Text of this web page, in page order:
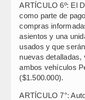
ARTÍCULO 6º: El
como parte de
compras
asientos y una
usados y que
nuevas detalladas,
ambos vehículos
($1.500.000).
ARTÍCULO 7°: